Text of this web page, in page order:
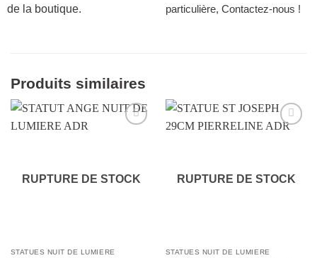
de la boutique.
particulière, Contactez-nous !
Produits similaires
RUPTURE DE STOCK
STATUES NUIT DE LUMIERE
RUPTURE DE STOCK
STATUES NUIT DE LUMIERE